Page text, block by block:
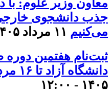
معاون وزیر علوم: با
جذب دانشجوی
می‌کنیم ۱۱ مرداد ۱۴۰۵ - ۱۳:۴۶
ثبت‌نام هفتمین
دانشگاه آزاد تا ۱۶ مرداد تمدید شد
۱۴۰۵ - ۱۲:۰۰